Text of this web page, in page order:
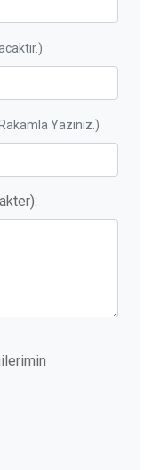
Yazınız.)